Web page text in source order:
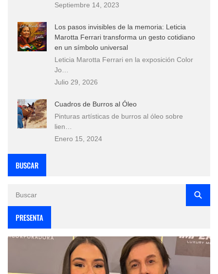
Septiembre 14, 2023
Los pasos invisibles de la memoria: Leticia
Marotta Ferrari transforma un gesto cotidiano
en un símbolo universal
Leticia Marotta Ferrari en la exposición Color
Jo…
Julio 29, 2026
Cuadros de Burros al Óleo
Pinturas artísticas de burros al óleo sobre
lien…
Enero 15, 2024
BUSCAR
PRESENTA